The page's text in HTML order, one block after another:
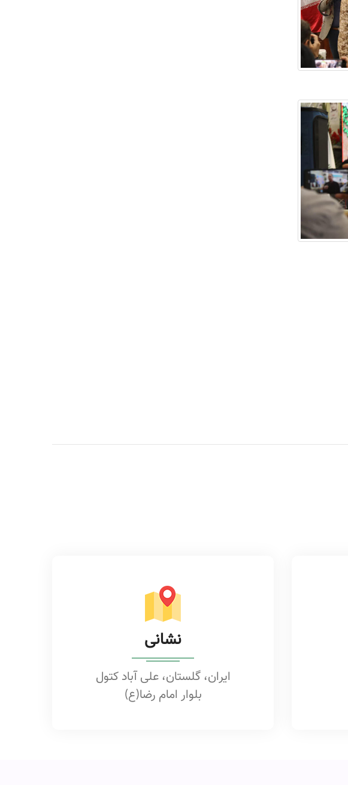
نشانی
ایران، گلستان، علی آباد کتول
بلوار امام رضا(ع)